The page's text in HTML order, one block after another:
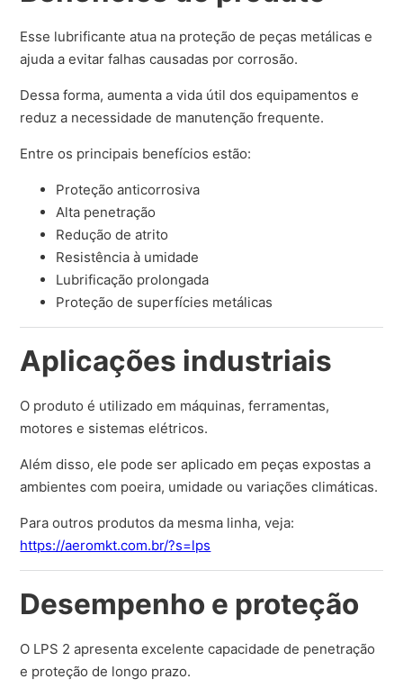
Esse lubrificante atua na proteção de peças metálicas e
ajuda a evitar falhas causadas por corrosão.
Dessa forma, aumenta a vida útil dos equipamentos e
reduz a necessidade de manutenção frequente.
Entre os principais benefícios estão:
Proteção anticorrosiva
Alta penetração
Redução de atrito
Resistência à umidade
Lubrificação prolongada
Proteção de superfícies metálicas
Aplicações industriais
O produto é utilizado em máquinas, ferramentas,
motores e sistemas elétricos.
Além disso, ele pode ser aplicado em peças expostas a
ambientes com poeira, umidade ou variações climáticas.
Para outros produtos da mesma linha, veja:
https://aeromkt.com.br/?s=lps
Desempenho e proteção
O LPS 2 apresenta excelente capacidade de penetração
e proteção de longo prazo.